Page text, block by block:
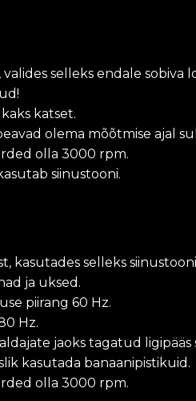
selleks endale sobiva
katset.
olema mõõtmise ajal
olla 3000 rpm.
siinustooni.
kasutades selleks
ja uksed.
piirang 60 Hz.
Hz.
jaoks tagatud
kasutada banaanipistikuid.
olla 3000 rpm.